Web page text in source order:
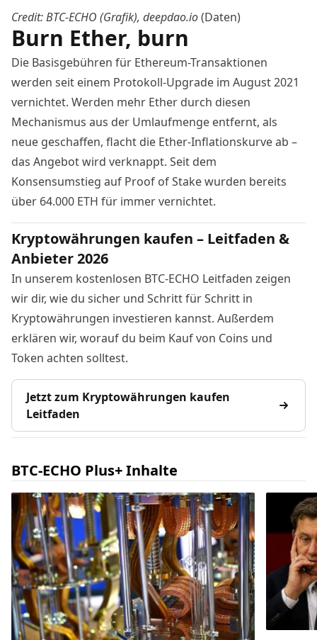
Credit: BTC-ECHO (Grafik), deepdao.io(Daten)
Burn Ether, burn
Die Basisgebühren für Ethereum-Transaktionen
werden seit einem Protokoll-Upgrade im August 2021
vernichtet. Werden mehr Ether durch diesen
Mechanismus aus der Umlaufmenge entfernt, als
neue geschaffen, flacht die Ether-Inflationskurve ab –
das Angebot wird verknappt. Seit dem
Konsensumstieg auf Proof of Stake wurden bereits
über 64.000 ETH für immer vernichtet.
Kryptowährungen kaufen – Leitfaden &
Anbieter 2026
In unserem kostenlosen BTC-ECHO Leitfaden zeigen
wir dir, wie du sicher und Schritt für Schritt in
Kryptowährungen investieren kannst. Außerdem
erklären wir, worauf du beim Kauf von Coins und
Token achten solltest.
Jetzt zum Kryptowährungen kaufen
Leitfaden
BTC-ECHO Plus+ Inhalte